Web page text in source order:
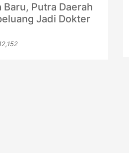
Baru, Putra Daerah
Jadi Dokter